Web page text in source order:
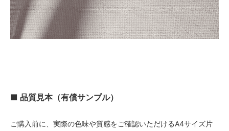
■ 品質見本（有償サンプル）
ご購入前に、実際の色味や質感をご確認いただけるA4サイズ片